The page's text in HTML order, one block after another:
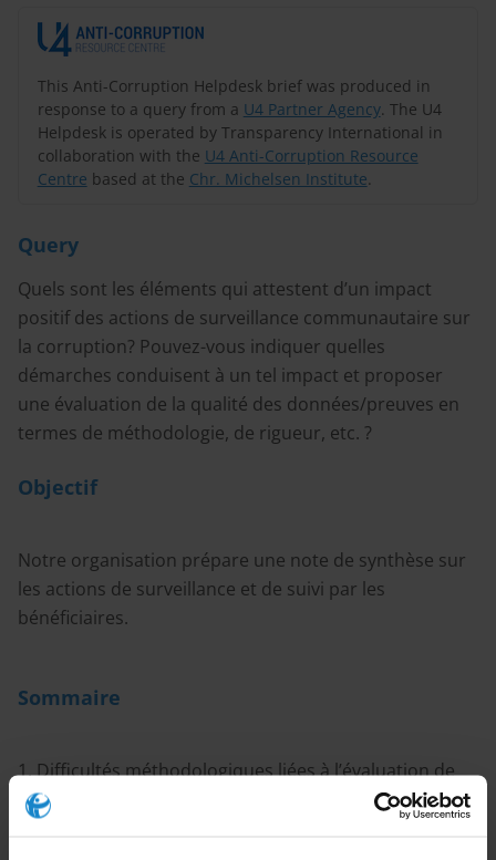
This Anti-Corruption Helpdesk brief was produced in
response to a query from a U4 Partner Agency. The U4
Helpdesk is operated by Transparency International in
collaboration with the U4 Anti-Corruption Resource
Centre based at the Chr. Michelsen Institute.
Query
Quels sont les éléments qui attestent d’un impact
positif des actions de surveillance communautaire sur
la corruption? Pouvez-vous indiquer quelles
démarches conduisent à un tel impact et proposer
une évaluation de la qualité des données/preuves en
termes de méthodologie, de rigueur, etc. ?
Objectif
Notre organisation prépare une note de synthèse sur
les actions de surveillance et de suivi par les
bénéficiaires.
Sommaire
1. Difficultés méthodologiques liées à l’évaluation de
l’impact de ce type d’actions
2. Éléments attestant de l’impact des initiatives